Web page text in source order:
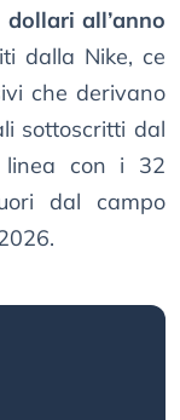
all’anno
dalla Nike, ce
che derivano
sottoscritti dal
linea con i 32
dal campo